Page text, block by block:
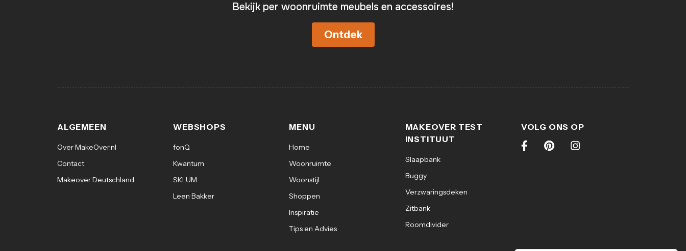
Bekijk per woonruimte meubels en accessoires!
Ontdek
ALGEMEEN
Over MakeOver.nl
Contact
Makeover Deutschland
WEBSHOPS
fonQ
Kwantum
SKLUM
Leen Bakker
MENU
Home
Woonruimte
Woonstijl
Shoppen
Inspiratie
Tips en Advies
MAKEOVER TEST
INSTITUUT
Slaapbank
Buggy
Verzwaringsdeken
Zitbank
Roomdivider
VOLG ONS OP